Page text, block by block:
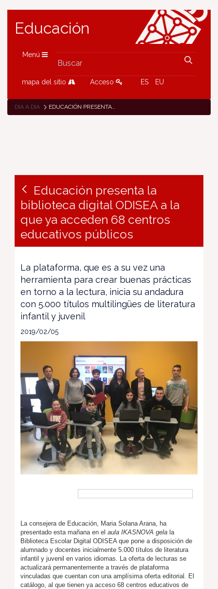
Educación
Menú
mapa del sitio Acceso ES EU
DÍA A DÍA EDUCACIÓN PRESENTA LA BIBLIOTECA DIGITAL ODISEA A LA QUE YA ACCEDEN 68 CENTROS EDUCATIVOS PÚBLICOS
Educación presenta la
biblioteca digital ODISEA a la
que ya acceden 68 centros
educativos públicos
La plataforma, que es a su vez una
herramienta para crear buenas prácticas
en torno a la lectura, inicia su andadura
con 5.000 títulos multilingües de literatura
infantil y juvenil
2019/02/05
La consejera de Educación, Maria Solana Arana, ha
presentado esta mañana en el aula IKASNOVA gela la
Biblioteca Escolar Digital ODISEA que pone a disposición de
alumnado y docentes inicialmente 5.000 títulos de literatura
infantil y juvenil en varios idiomas. La oferta de lecturas se
actualizará permanentemente a través de plataforma
vinculadas que cuentan con una amplísima oferta editorial. El
catálogo, al que tienen ya acceso 68 centros educativos de